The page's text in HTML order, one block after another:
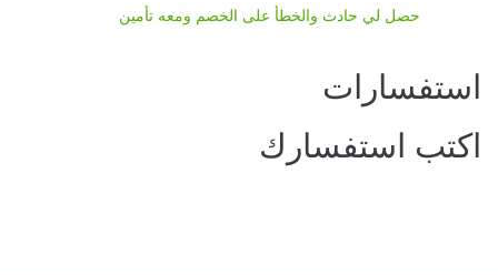
حصل لي حادث والخطأ على الخصم ومعه تأمين
استفسارات
اكتب استفسارك